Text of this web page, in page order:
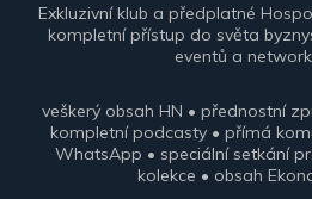
Exkluzivní klub a předplatné
kompletní přístup do světa
eventů a
veškerý obsah HN • přednostní
kompletní podcasty • přímá
WhatsApp • speciální setkání
kolekce • obsah